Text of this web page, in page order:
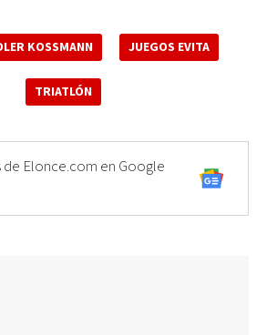
KOSSMANN JUEGOS EVITA
TRIATLÓN
de Elonce.com en Google